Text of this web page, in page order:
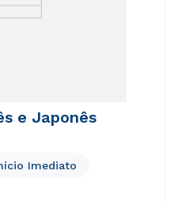
e Japonês
Imediato